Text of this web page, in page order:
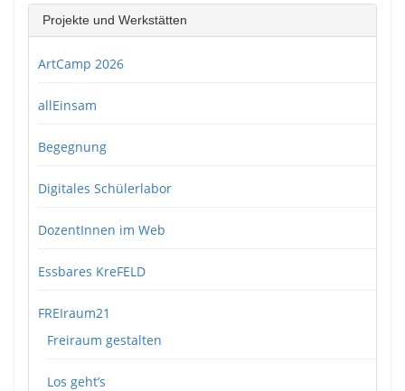
Projekte und Werkstätten
ArtCamp 2026
allEinsam
Begegnung
Digitales Schülerlabor
DozentInnen im Web
Essbares KreFELD
FREIraum21
Freiraum gestalten
Los geht’s